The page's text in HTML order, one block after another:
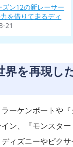
ズン12の新レーサー
を借りて走るディ
21
界を再現し
ーケンポートや
ン、『モンスター
ィズニーやピクサ